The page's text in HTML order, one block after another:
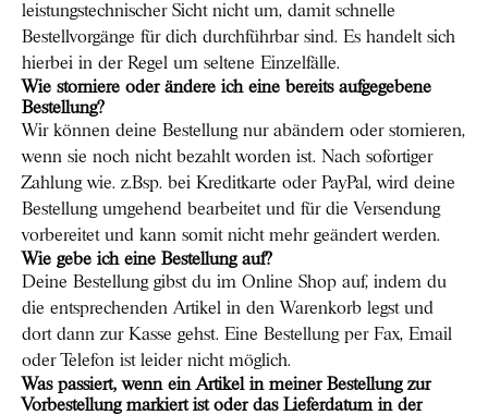
leistungstechnischer Sicht nicht um, damit schnelle
Bestellvorgänge für dich durchführbar sind. Es handelt sich
hierbei in der Regel um seltene Einzelfälle.
Wie storniere oder ändere ich eine bereits aufgegebene
Bestellung?
Wir können deine Bestellung nur abändern oder stornieren,
wenn sie noch nicht bezahlt worden ist. Nach sofortiger
Zahlung wie. z.Bsp. bei Kreditkarte oder PayPal, wird deine
Bestellung umgehend bearbeitet und für die Versendung
vorbereitet und kann somit nicht mehr geändert werden.
Wie gebe ich eine Bestellung auf?
Deine Bestellung gibst du im Online Shop auf, indem du
die entsprechenden Artikel in den Warenkorb legst und
dort dann zur Kasse gehst. Eine Bestellung per Fax, Email
oder Telefon ist leider nicht möglich.
Was passiert, wenn ein Artikel in meiner Bestellung zur
Vorbestellung markiert ist oder das Lieferdatum in der